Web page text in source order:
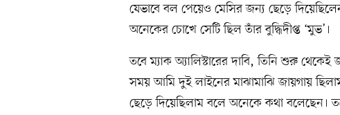
যেভাবে বল পেয়েও মেসির জন্য ছেড়ে
অনেকের চোখে সেটি ছিল তাঁর বুদ্ধিদীপ্ত ‘মুভ’।
তবে ম্যাক অ্যালিস্টারের দাবি, তিনি শুরু
সময় আমি দুই লাইনের মাঝামাঝি জায়গায়
ছেড়ে দিয়েছিলাম বলে অনেকে কথা বলেছেন।